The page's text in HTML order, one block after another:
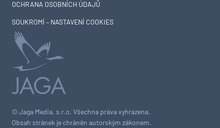
© Jaga Media, s.r.o. Všechna práva vyhrazena.
Obsah stránek je chráněn autorským zákonem.
OCHRANA OSOBNÍCH ÚDAJŮ
SOUKROMÍ – NASTAVENÍ COOKIES